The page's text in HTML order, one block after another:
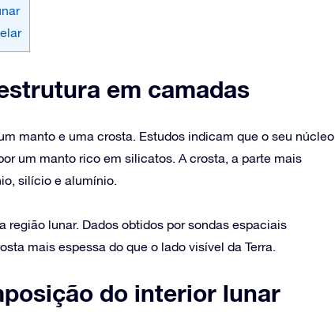
em camadas
manto e uma crosta. Estudos indicam que o seu núcleo
um manto rico em silicatos. A crosta, a parte mais
silício e alumínio.
região lunar. Dados obtidos por sondas espaciais
mais espessa do que o lado visível da Terra.
do interior lunar